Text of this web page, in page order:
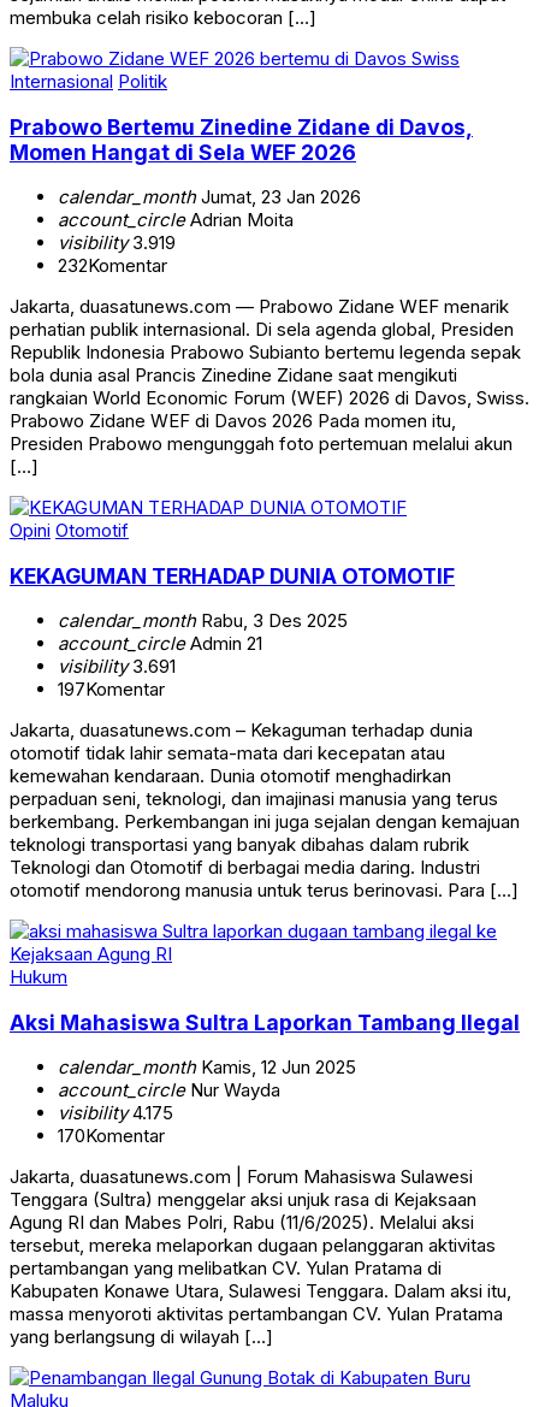
membuka celah risiko kebocoran […]
Internasional Politik
Prabowo Bertemu Zinedine Zidane di Davos,
Momen Hangat di Sela WEF 2026
calendar_monthJumat, 23 Jan 2026
account_circleAdrian Moita
visibility3.919
232Komentar
Jakarta, duasatunews.com — Prabowo Zidane WEF menarik
perhatian publik internasional. Di sela agenda global, Presiden
Republik Indonesia Prabowo Subianto bertemu legenda sepak
bola dunia asal Prancis Zinedine Zidane saat mengikuti
rangkaian World Economic Forum (WEF) 2026 di Davos, Swiss.
Prabowo Zidane WEF di Davos 2026 Pada momen itu,
Presiden Prabowo mengunggah foto pertemuan melalui akun
[…]
Opini Otomotif
KEKAGUMAN TERHADAP DUNIA OTOMOTIF
calendar_monthRabu, 3 Des 2025
account_circleAdmin 21
visibility3.691
197Komentar
Jakarta, duasatunews.com – Kekaguman terhadap dunia
otomotif tidak lahir semata-mata dari kecepatan atau
kemewahan kendaraan. Dunia otomotif menghadirkan
perpaduan seni, teknologi, dan imajinasi manusia yang terus
berkembang. Perkembangan ini juga sejalan dengan kemajuan
teknologi transportasi yang banyak dibahas dalam rubrik
Teknologi dan Otomotif di berbagai media daring. Industri
otomotif mendorong manusia untuk terus berinovasi. Para […]
Hukum
Aksi Mahasiswa Sultra Laporkan Tambang Ilegal
calendar_monthKamis, 12 Jun 2025
account_circleNur Wayda
visibility4.175
170Komentar
Jakarta, duasatunews.com | Forum Mahasiswa Sulawesi
Tenggara (Sultra) menggelar aksi unjuk rasa di Kejaksaan
Agung RI dan Mabes Polri, Rabu (11/6/2025). Melalui aksi
tersebut, mereka melaporkan dugaan pelanggaran aktivitas
pertambangan yang melibatkan CV. Yulan Pratama di
Kabupaten Konawe Utara, Sulawesi Tenggara. Dalam aksi itu,
massa menyoroti aktivitas pertambangan CV. Yulan Pratama
yang berlangsung di wilayah […]